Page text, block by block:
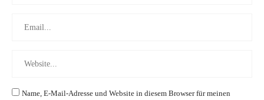
Name, E-Mail-Adresse und Website in diesem Browser für meinen